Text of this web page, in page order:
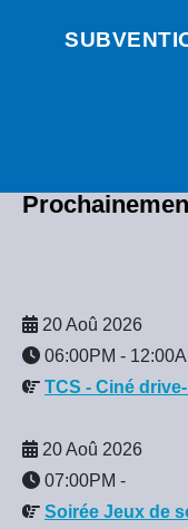
20 Aoû 2026
06:00PM -
TCS - Ciné
20 Aoû 2026
07:00PM -
Soirée Jeux de